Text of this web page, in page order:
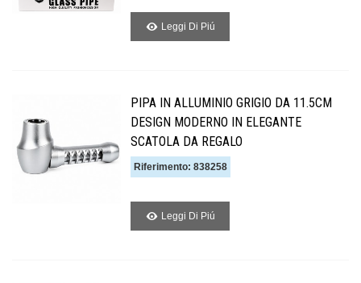
Leggi Di Piú
PIPA IN ALLUMINIO GRIGIO DA 11.5CM
DESIGN MODERNO IN ELEGANTE
SCATOLA DA REGALO
Riferimento: 838258
Leggi Di Piú